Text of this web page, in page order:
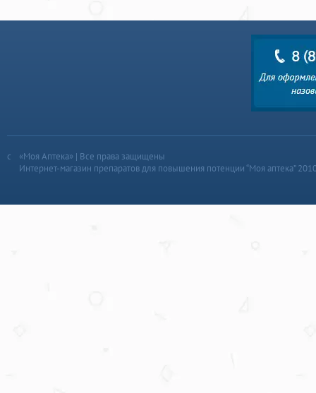
«Моя Аптека» | Все права защищены
Интернет-магазин препаратов для повышения потенции “Моя аптека”